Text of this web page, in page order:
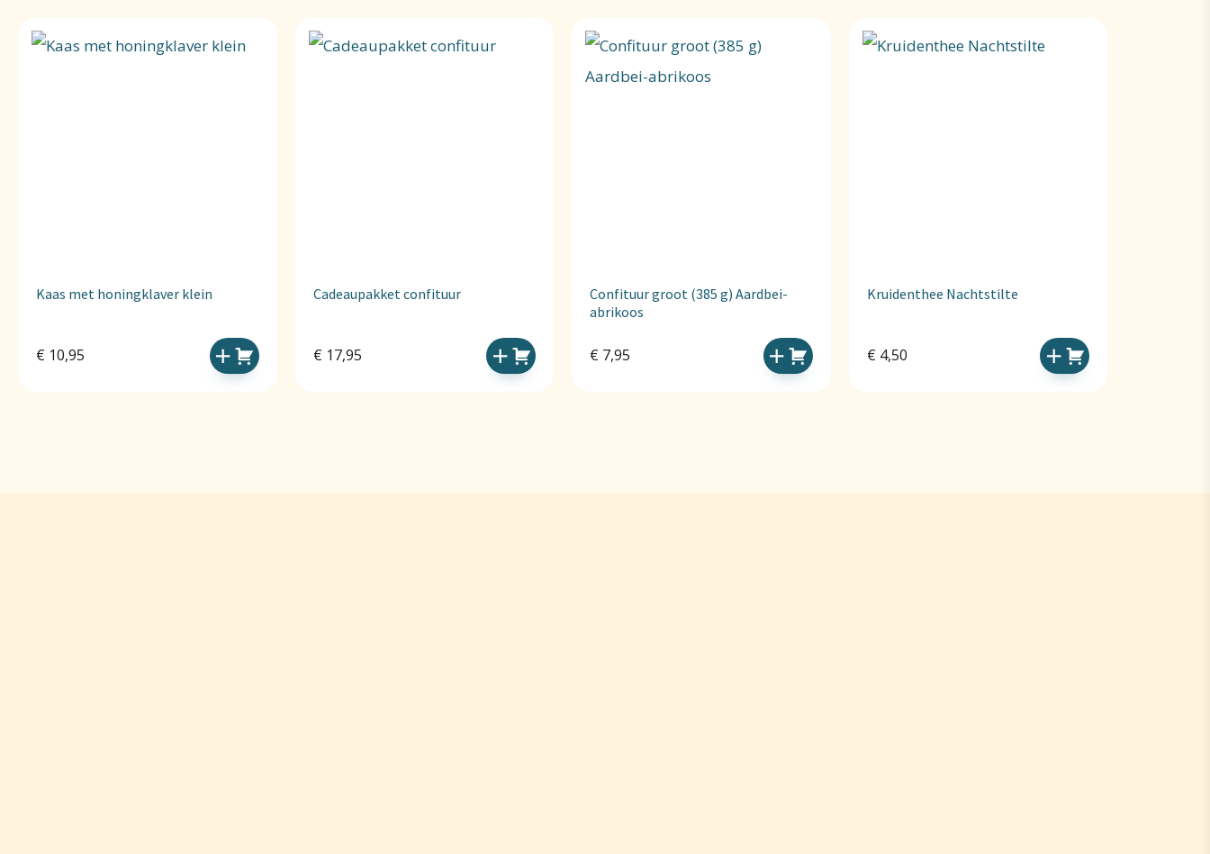
Kaas met honingklaver klein
€ 10,95
Cadeaupakket confituur
€ 17,95
Confituur groot (385 g) Aardbei-
abrikoos
€ 7,95
Kruidenthee Nachtstilte
€ 4,50